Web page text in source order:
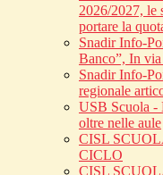
2026/2027, le
portare la
Snadir Info-
Banco”, In
Snadir Info-
regionale
USB Scuola -
oltre nelle aule
CISL
CICLO
CISL